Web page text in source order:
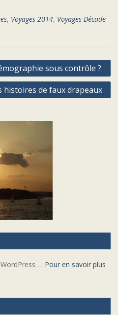
, Voyages 2014, Voyages Décade
sous contrôle ?
histoires de faux drapeaux
… Pour en savoir plus